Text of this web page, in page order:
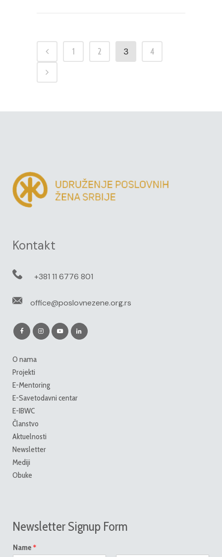
1 2 3 4
Kontakt
+381 11 6776 801
office@poslovnezene.org.rs
O nama
Projekti
E-Mentoring
E-Savetodavni centar
E-IBWC
Članstvo
Aktuelnosti
Newsletter
Mediji
Obuke
Newsletter Signup Form
Name *